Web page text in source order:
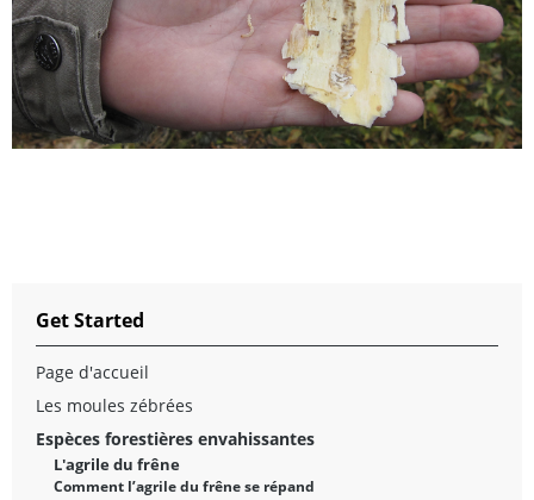
Get Started
Page d'accueil
Les moules zébrées
Espèces forestières envahissantes
L'agrile du frêne
Comment l’agrile du frêne se répand